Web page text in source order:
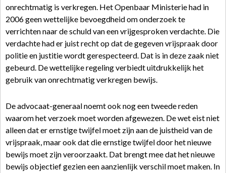
onrechtmatig is verkregen. Het Openbaar Ministerie had in
2006 geen wettelijke bevoegdheid om onderzoek te
verrichten naar de schuld van een vrijgesproken verdachte. Die
verdachte had er juist recht op dat de gegeven vrijspraak door
politie en justitie wordt gerespecteerd. Dat is in deze zaak niet
gebeurd. De wettelijke regeling verbiedt uitdrukkelijk het
gebruik van onrechtmatig verkregen bewijs.
De advocaat-generaal noemt ook nog een tweede reden
waarom het verzoek moet worden afgewezen. De wet eist niet
alleen dat er ernstige twijfel moet zijn aan de juistheid van de
vrijspraak, maar ook dat die ernstige twijfel door het nieuwe
bewijs moet zijn veroorzaakt. Dat brengt mee dat het nieuwe
bewijs objectief gezien een aanzienlijk verschil moet maken. In